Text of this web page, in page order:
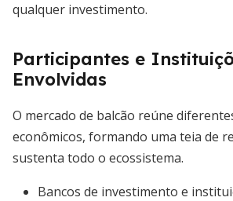
qualquer investimento.
Participantes e
Envolvidas
O mercado de balcão reúne
econômicos, formando uma teia de
sustenta todo o ecossistema.
Bancos de investimento e